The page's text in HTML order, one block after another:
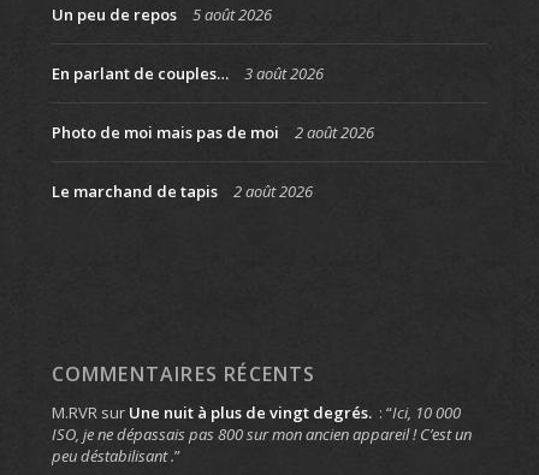
Un peu de repos 5 août 2026
En parlant de couples… 3 août 2026
Photo de moi mais pas de moi 2 août 2026
Le marchand de tapis 2 août 2026
COMMENTAIRES RÉCENTS
M.RVRsur Une nuit à plus de vingt degrés. : “Ici, 10 000
ISO, je ne dépassais pas 800 sur mon ancien appareil ! C’est un
peu déstabilisant .”